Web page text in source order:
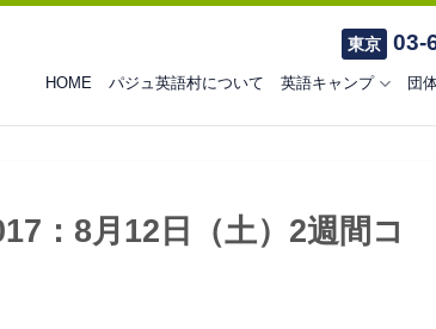
東京 03-
HOME パジュ英語村について 英語キャンプ 団
：8月12日（土）2週間コ